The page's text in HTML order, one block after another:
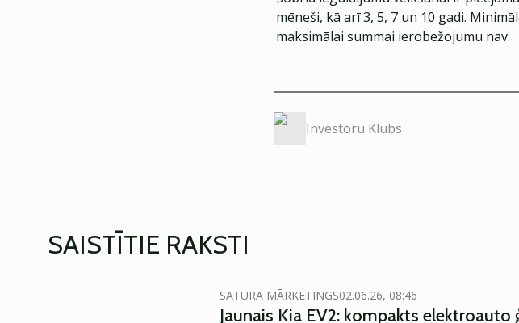
mēneši, kā arī 3, 5, 7 un 10 gadi.
maksimālai summai ierobežojumu nav.
Investoru Klubs
SAISTĪTIE RAKSTI
SATURA MĀRKETINGS02.06.26, 08:46
Jaunais Kia EV2: kompakts